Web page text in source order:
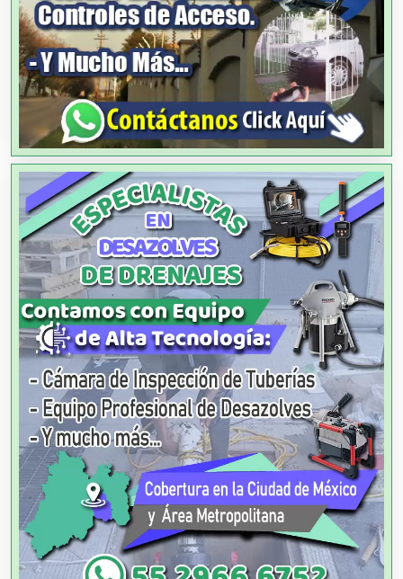
Ambulancias
Análisis Clínicos
Análisis de Aguas
Animadores de Eventos
Aparatos y Equipos Eléctricos
Arquitectos
Artes Gráficas
Artesanías
Artículos de Oficina
Artículos de Piel